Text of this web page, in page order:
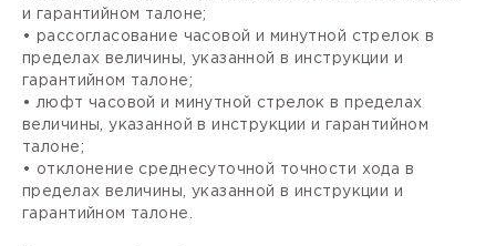
и гарантийном талоне;
• рассогласование часовой и минутной стрелок в
пределах величины, указанной в инструкции и
гарантийном талоне;
• люфт часовой и минутной стрелок в пределах
величины, указанной в инструкции и гарантийном
талоне;
• отклонение среднесуточной точности хода в
пределах величины, указанной в инструкции и
гарантийном талоне.